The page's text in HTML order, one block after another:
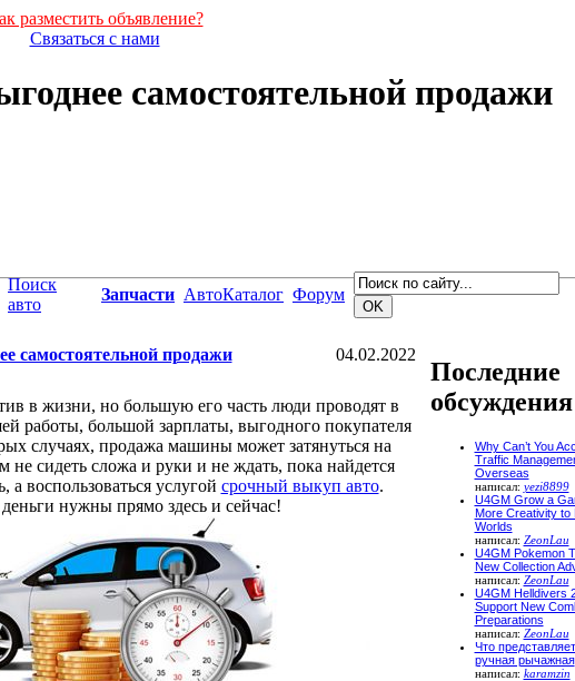
разместить объявление?
Связаться с нами
самостоятельной продажи
Поиск
авто
Запчасти АвтоКаталог Форум
самостоятельной продажи 04.02.2022
в жизни, но большую его часть люди проводят в
работы, большой зарплаты, выгодного покупателя
случаях, продажа машины может затянуться на
сидеть сложа и руки и не ждать, пока найдется
воспользоваться услугой срочный выкуп авто.
нужны прямо здесь и сейчас!
Последние
обсуждения
Why Can’t You
Traffic
Overseas
написал: yezi8899
U4GM Grow a
More Creativity to
Worlds
написал: ZeonLau
U4GM Pokemon
New Collection
написал: ZeonLau
U4GM Helldivers
Support New
Preparations
написал: ZeonLau
Что
ручная рычажная
написал: karamzin